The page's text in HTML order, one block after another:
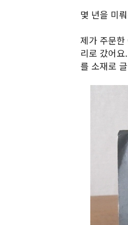
몇 년을 미
제가 주문
리로 갔어
를 소재로